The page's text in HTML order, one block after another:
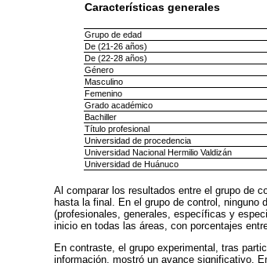
Características generales
Grupo de edad
De (21-26 años)
De (22-28 años)
Género
Masculino
Femenino
Grado académico
Bachiller
Título profesional
Universidad de procedencia
Universidad Nacional Hermilio Valdizán
Universidad de Huánuco
Al comparar los resultados entre el grupo de
hasta la final. En el grupo de control,
(profesionales, generales, específicas y
inicio en todas las áreas, con porcentajes
En contraste, el grupo experimental, tras
información, mostró un avance significativo.